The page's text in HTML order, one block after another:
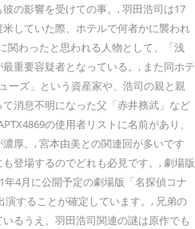
の影響を受けての事。, 羽田浩司は17
していた際、ホテルで何者かに襲われ
関わったと思われる人物として、「浅
重要容疑者となっている。, また同ホテ
ーズ」という資産家や、浩司の親と親
消息不明になった父「赤井務武」など
の使用者リストに名前があり、
厚。, 宮本由美との関連回が多いです
登場するのでどれも必見です。, 劇場版
4月に公開予定の劇場版「名探偵コナ
することが確定しています。, 兄弟の
るうえ、羽田浩司関連の謎は原作でも